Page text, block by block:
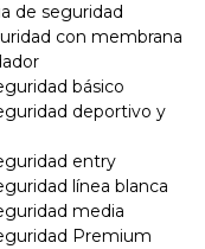
de seguridad
con membrana
básico
deportivo y
entry
línea blanca
media
Premium